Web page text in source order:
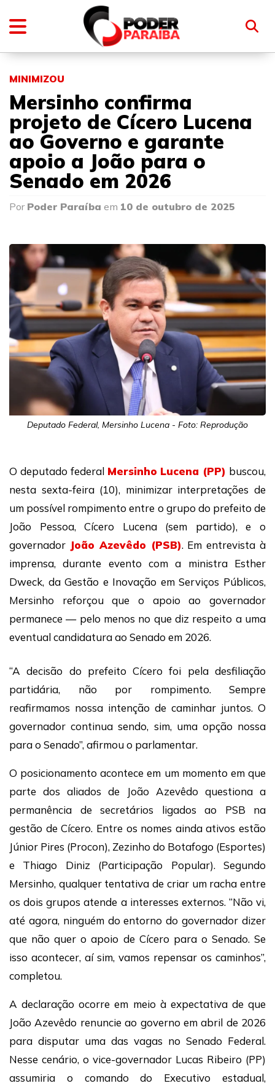
MINIMIZOU
Mersinho confirma
projeto de Cícero Lucena
ao Governo e garante
apoio a João para o
Senado em 2026
Por Poder Paraíba em 10 de outubro de 2025
Deputado Federal, Mersinho Lucena - Foto: Reprodução
O deputado federal Mersinho Lucena (PP) buscou,
nesta sexta-feira (10), minimizar interpretações de
um possível rompimento entre o grupo do prefeito de
João Pessoa, Cícero Lucena (sem partido), e o
governador João Azevêdo (PSB). Em entrevista à
imprensa, durante evento com a ministra Esther
Dweck, da Gestão e Inovação em Serviços Públicos,
Mersinho reforçou que o apoio ao governador
permanece — pelo menos no que diz respeito a uma
eventual candidatura ao Senado em 2026.
“A decisão do prefeito Cícero foi pela desfiliação
partidária, não por rompimento. Sempre
reafirmamos nossa intenção de caminhar juntos. O
governador continua sendo, sim, uma opção nossa
para o Senado”, afirmou o parlamentar.
O posicionamento acontece em um momento em que
parte dos aliados de João Azevêdo questiona a
permanência de secretários ligados ao PSB na
gestão de Cícero. Entre os nomes ainda ativos estão
Júnior Pires (Procon), Zezinho do Botafogo (Esportes)
e Thiago Diniz (Participação Popular). Segundo
Mersinho, qualquer tentativa de criar um racha entre
os dois grupos atende a interesses externos. “Não vi,
até agora, ninguém do entorno do governador dizer
que não quer o apoio de Cícero para o Senado. Se
isso acontecer, aí sim, vamos repensar os caminhos”,
completou.
A declaração ocorre em meio à expectativa de que
João Azevêdo renuncie ao governo em abril de 2026
para disputar uma das vagas no Senado Federal.
Nesse cenário, o vice-governador Lucas Ribeiro (PP)
assumiria o comando do Executivo estadual,